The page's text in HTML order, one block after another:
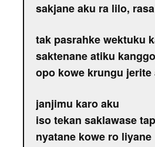
sakjane aku ra lilo,
tak pasrahke wektuku
saktenane atiku
opo kowe krungu jerite
janjimu karo aku
iso tekan saklawase
nyatane kowe ro liyane